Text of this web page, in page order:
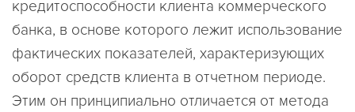
кредитоспособности клиента коммерческого
банка, в основе которого лежит использование
фактических показателей, характеризующих
оборот средств клиента в отчетном периоде.
Этим он принципиально отличается от метода